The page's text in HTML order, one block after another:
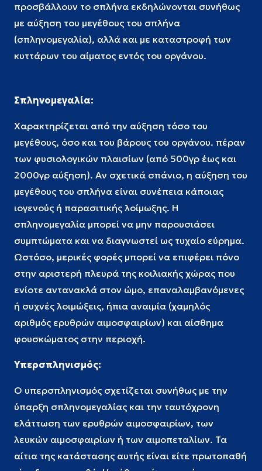
προσβάλλουν το σπλήνα εκδηλώνονται συνήθως
με αύξηση του μεγέθους του σπλήνα
(σπληνομεγαλία), αλλά και με καταστροφή των
κυττάρων του αίματος εντός του οργάνου.
Σπληνομεγαλία:
Χαρακτηρίζεται από την αύξηση τόσο του
μεγέθους, όσο και του βάρους του οργάνου. πέραν
των φυσιολογικών πλαισίων (από 500γρ έως και
2000γρ αύξηση). Αν σχετικά σπάνιο, η αύξηση του
μεγέθους του σπλήνα είναι συνέπεια κάποιας
ιογενούς ή παρασιτικής λοίμωξης. Η
σπληνομεγαλία μπορεί να μην παρουσιάσει
συμπτώματα και να διαγνωστεί ως τυχαίο εύρημα.
Ωστόσο, μερικές φορές μπορεί να επιφέρει πόνο
στην αριστερή πλευρά της κοιλιακής χώρας που
ενίοτε αντανακλά στον ώμο, επαναλαμβανόμενες
ή συχνές λοιμώξεις, ήπια αναιμία (χαμηλός
αριθμός ερυθρών αιμοσφαιρίων) και αίσθημα
φουσκώματος στην περιοχή.
Υπερσπληνισμός:
Ο υπερσπληνισμός σχετίζεται συνήθως με την
ύπαρξη σπληνομεγαλίας και την ταυτόχρονη
ελάττωση των ερυθρών αιμοσφαιρίων, των
λευκών αιμοσφαιρίων ή των αιμοπεταλίων. Τα
αίτια της κατάστασης αυτής είναι είτε πρωτοπαθή